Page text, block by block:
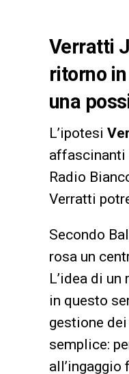
Verratti
ritorno
una
L’ipotesi
affascinanti
Radio
Verratti
Secondo
rosa un
L’idea di
in questo
gestione
semplice: